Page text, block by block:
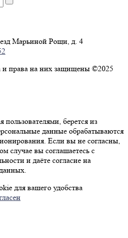
Марьиной Рощи, д. 4
и права на них защищены ©2025
берется из
данные обрабатываются
Если вы не согласны,
случае вы соглашаетесь с
и даёте согласие на
для вашего удобства